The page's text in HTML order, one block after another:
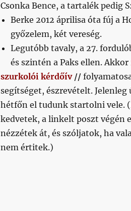
Csonka Bence, a tartalék pedig
Berke 2012 áprilisa óta fúj a
győzelem, két vereség.
Legutóbb tavaly, a 27.
és szintén a Paks ellen. Akkor
szurkolói kérdőív//
segítséget, észrevételt. Jelenleg
hétfőn el tudunk startolni vele.
kedvetek, a linkelt poszt végén
nézzétek át, és szóljatok, ha
nem értitek.)